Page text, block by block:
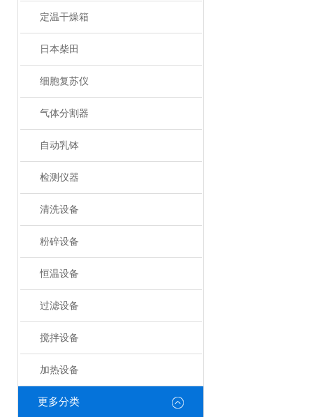
定温干燥箱
日本柴田
细胞复苏仪
气体分割器
自动乳钵
检测仪器
清洗设备
粉碎设备
恒温设备
过滤设备
搅拌设备
加热设备
更多分类